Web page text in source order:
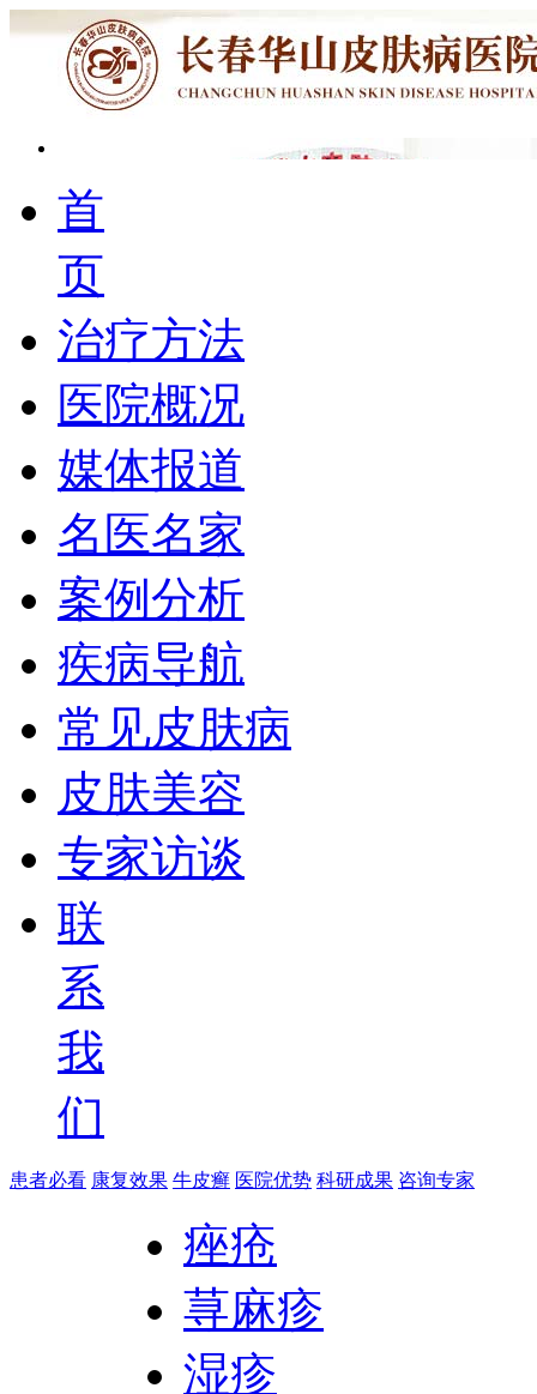
首
页
治疗方法
医院概况
媒体报道
名医名家
案例分析
疾病导航
常见皮肤病
皮肤美容
专家访谈
联
系
我
们
患者必看 康复效果 牛皮癣 医院优势 科研成果 咨询专家
痤疮
荨麻疹
湿疹